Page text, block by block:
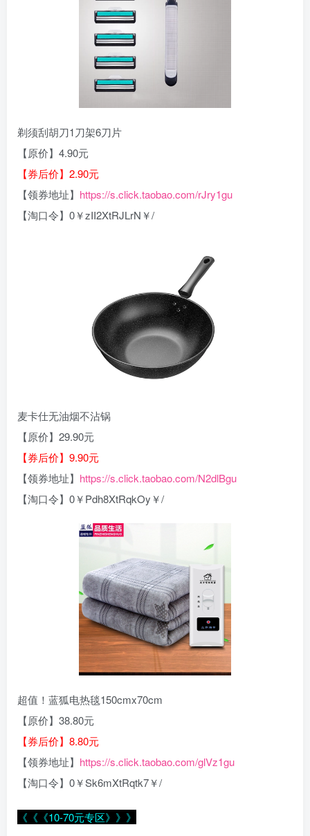
剃须刮胡刀1刀架6刀片
【原价】4.90元
【券后价】2.90元
【领券地址】 https://s.click.taobao.com/rJry1gu
【淘口令】0￥zII2XtRJLrN￥/
麦卡仕无油烟不沾锅
【原价】29.90元
【券后价】9.90元
【领券地址】 https://s.click.taobao.com/N2dlBgu
【淘口令】0￥Pdh8XtRqkOy￥/
超值！蓝狐电热毯150cmx70cm
【原价】38.80元
【券后价】8.80元
【领券地址】 https://s.click.taobao.com/glVz1gu
【淘口令】0￥Sk6mXtRqtk7￥/
《《《10-70元专区》》》